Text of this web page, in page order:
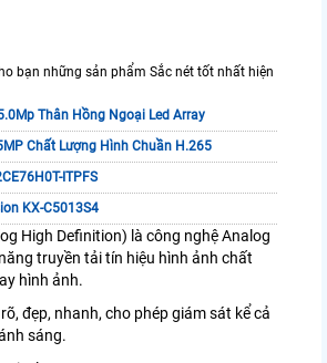
bạn những sản phẩm Sắc nét tốt nhất hiện
Thân Hồng Ngoại Led Array
Chất Lượng Hình Chuần H.265
ITPFS
KX-C5013S4
High Definition) là công nghệ Analog
truyền tải tín hiệu hình ảnh chất
hình ảnh.
đẹp, nhanh, cho phép giám sát kể cả
sáng.